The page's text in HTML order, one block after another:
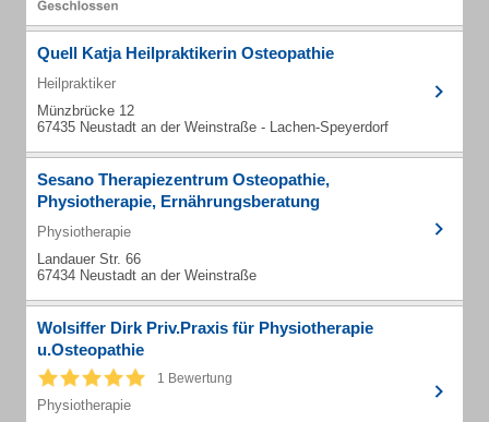
Quell Katja Heilpraktikerin Osteopathie
Heilpraktiker
Münzbrücke 12
67435 Neustadt an der Weinstraße - Lachen-Speyerdorf
Sesano Therapiezentrum Osteopathie,
Physiotherapie, Ernährungsberatung
Physiotherapie
Landauer Str. 66
67434 Neustadt an der Weinstraße
Wolsiffer Dirk Priv.Praxis für Physiotherapie
u.Osteopathie
1 Bewertung
Physiotherapie